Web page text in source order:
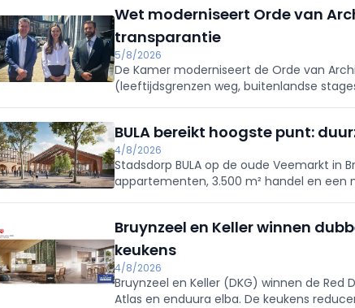
Wet moderniseert Orde van
transparantie
5/8/2026
De Kamer moderniseert de Orde van
(leeftijdsgrenzen weg, buitenlandse
BULA bereikt hoogste punt:
4/8/2026
Stadsdorp BULA op de oude Veemarkt in
appartementen, 3.500 m² handel en
Bruynzeel en Keller winnen
keukens
4/8/2026
Bruynzeel en Keller (DKG) winnen de
Atlas en enduura elba. De keukens